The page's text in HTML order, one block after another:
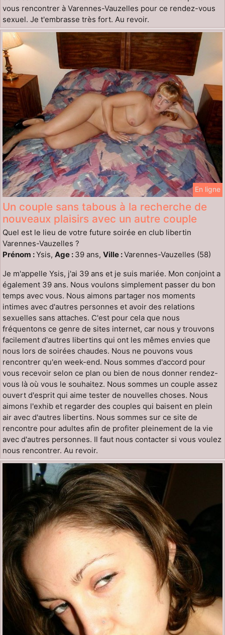
vous rencontrer à Varennes-Vauzelles pour ce rendez-vous
sexuel. Je t'embrasse très fort. Au revoir.
En ligne
Un couple sans tabous à la recherche de
nouveaux plaisirs avec un autre couple
Quel est le lieu de votre future soirée en club libertin
Varennes-Vauzelles ?
Prénom :Ysis, Age : 39 ans, Ville :Varennes-Vauzelles (58)
Je m'appelle Ysis, j'ai 39 ans et je suis mariée. Mon conjoint a
également 39 ans. Nous voulons simplement passer du bon
temps avec vous. Nous aimons partager nos moments
intimes avec d'autres personnes et avoir des relations
sexuelles sans attaches. C'est pour cela que nous
fréquentons ce genre de sites internet, car nous y trouvons
facilement d'autres libertins qui ont les mêmes envies que
nous lors de soirées chaudes. Nous ne pouvons vous
rencontrer qu'en week-end. Nous sommes d'accord pour
vous recevoir selon ce plan ou bien de nous donner rendez-
vous là où vous le souhaitez. Nous sommes un couple assez
ouvert d'esprit qui aime tester de nouvelles choses. Nous
aimons l'exhib et regarder des couples qui baisent en plein
air avec d'autres libertins. Nous sommes sur ce site de
rencontre pour adultes afin de profiter pleinement de la vie
avec d'autres personnes. Il faut nous contacter si vous voulez
nous rencontrer. Au revoir.